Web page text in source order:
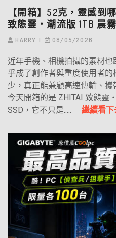
【開箱】52克，靈感到
致態靈‧潮流版 1TB 晨霧
HARRY 08/05/2026
近年手機、相機拍攝的素材
乎成了創作者與重度使用者
少，真正能兼顧高速傳輸、攜
今天開箱的是 ZHITAI 致態靈
SSD，它不只是..... 繼續看下